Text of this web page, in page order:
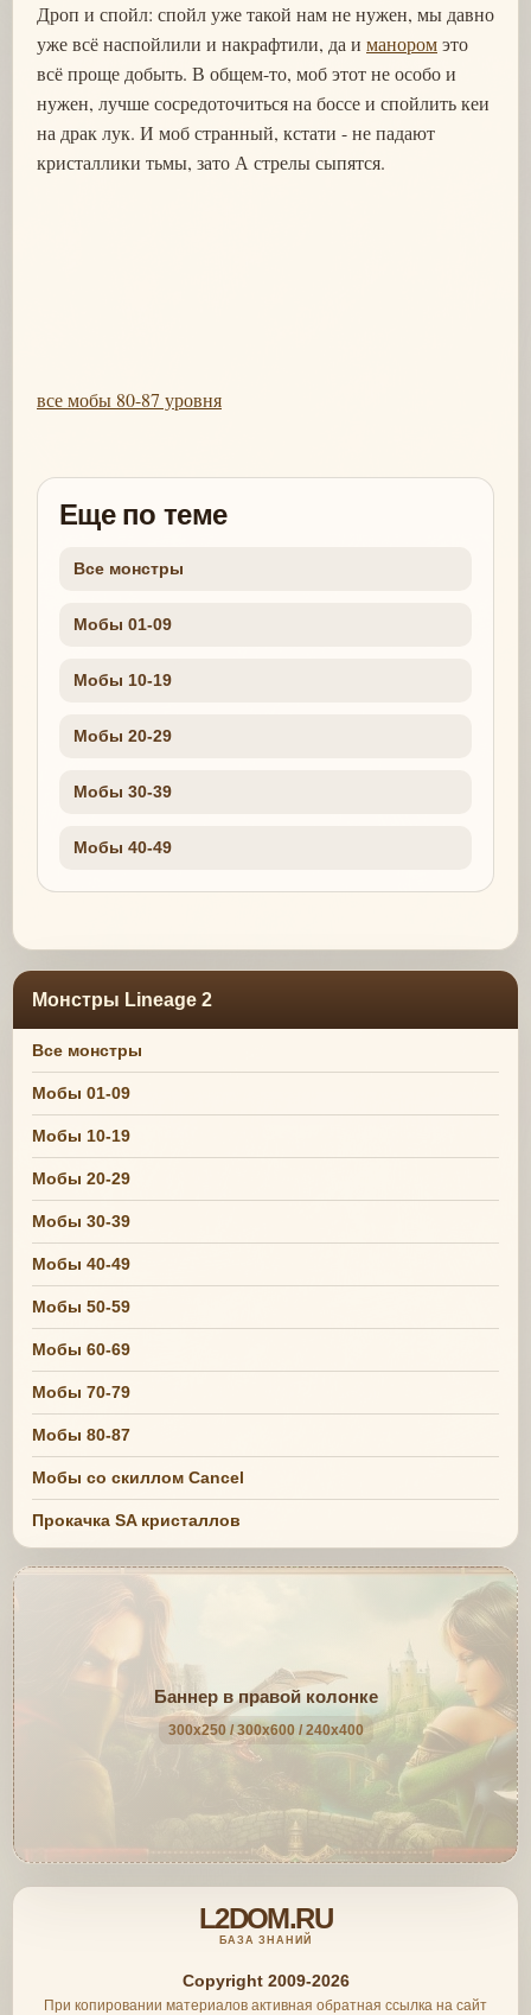
Дроп и спойл: спойл уже такой нам не нужен, мы давно
уже всё наспойлили и накрафтили, да и маноромэто
всё проще добыть. В общем-то, моб этот не особо и
нужен, лучше сосредоточиться на боссе и спойлить кеи
на драк лук. И моб странный, кстати - не падают
кристаллики тьмы, зато А стрелы сыпятся.
все мобы 80-87 уровня
Еще по теме
Все монстры
Мобы 01-09
Мобы 10-19
Мобы 20-29
Мобы 30-39
Мобы 40-49
Монстры Lineage 2
Все монстры
Мобы 01-09
Мобы 10-19
Мобы 20-29
Мобы 30-39
Мобы 40-49
Мобы 50-59
Мобы 60-69
Мобы 70-79
Мобы 80-87
Мобы со скиллом Cancel
Прокачка SA кристаллов
Баннер в правой колонке
300x250 / 300x600 / 240x400
L2DOM.RU
БАЗА ЗНАНИЙ
Copyright 2009-2026
При копировании материалов активная обратная ссылка на сайт